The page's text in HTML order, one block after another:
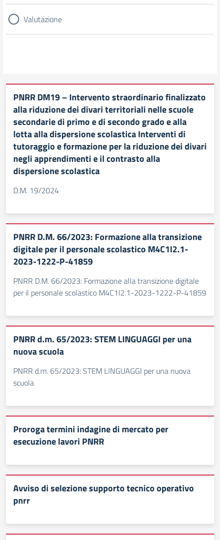
Valutazione
PNRR DM19 – Intervento straordinario finalizzato
alla riduzione dei divari territoriali nelle scuole
secondarie di primo e di secondo grado e alla
lotta alla dispersione scolastica Interventi di
tutoraggio e formazione per la riduzione dei divari
negli apprendimenti e il contrasto alla
dispersione scolastica
D.M. 19/2024
PNRR D.M. 66/2023: Formazione alla transizione
digitale per il personale scolastico M4C1I2.1-
2023-1222-P-41859
PNRR D.M. 66/2023: Formazione alla transizione digitale
per il personale scolastico M4C1I2.1-2023-1222-P-41859
PNRR d.m. 65/2023: STEM LINGUAGGI per una
nuova scuola
PNRR d.m. 65/2023: STEM LINGUAGGI per una nuova
scuola
Proroga termini indagine di mercato per
esecuzione lavori PNRR
Avviso di selezione supporto tecnico operativo
pnrr